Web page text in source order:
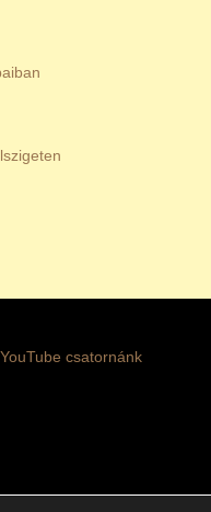
YouTube csatornánk